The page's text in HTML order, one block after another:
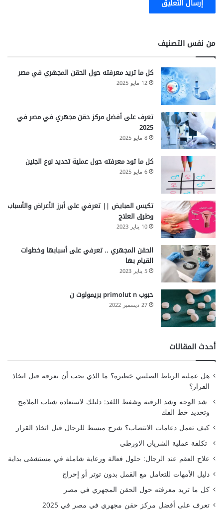
من نفس التصنيف
كل ما تريد معرفته حول الحقن المجهري في مصر
12 مايو 2025
تعرف على أفضل مركز حقن مجهري في مصر في
2025
8 مايو 2025
كل ما تود معرفته حول عملية تحديد نوع الجنين
6 مايو 2025
تكيس المبايض || تعرفي على أبرز الأعراض والأسباب
وطرق العلاج
10 يناير 2023
الحقن المجهري .. تعرفي على أسبابها وخطوات
القيام بها
5 يناير 2023
حبوب primolut n بريمولوت ن
27 ديسمبر 2022
أحدث المقالات
هل عملية الرباط الصليبي خطيرة؟ ما الذي يجب أن تعرفه قبل اتخاذ
القرار؟
شد الوجه وشد الرقبة وشفط اللغد: دليلك لاستعادة شباب الملامح
وتحديد خط الفك
كيف تعمل دعامات الانتصاب؟ شرح مبسط للرجال قبل اتخاذ القرار
تكلفة عملية الشريان الاورطي
علاج العقم عند الرجال: حلول فعالة ورعاية شاملة في مستشفى بداية
دليل الأمهات للتعامل مع القمل بدون توتر أو إحراج
كل ما تريد معرفته حول الحقن المجهري في مصر
تعرف على أفضل مركز حقن مجهري في مصر في 2025